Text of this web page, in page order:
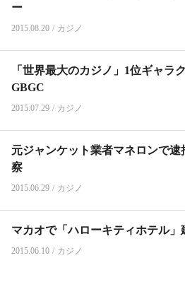
ー
2015.08.20 / カジノ
「世界最大のカジノ」1位ギャラ
GBGC
2015.07.29 / カジノ
元ジャンケット業者マネロンで逮
察
2015.06.29 / カジノ
マカオで「ハローキティホテル」
2015.06.10 / カジノ